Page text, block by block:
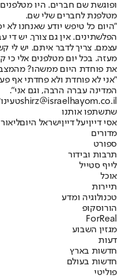
ופוגשת שם חברים. היו מטלפנים
מטלפנת לחברים שלי שם.
"היום כל טיפש יודע שאנחנו לא
הפלשתינים. אין גם צורך. יש די
עצמם. צריך לדבר איתם. יש לי
מעזה. בכל יום מטלפנים אלי
את פוחדת היום ממשהו? מהמצב
"אני לא פוחדת ולא פחדתי אף
המדינה עברה הרבה, וגם אני".
shirz@israelhayom.co.il
שתשתפו אותנו
אסי דייןיעל דייןישראל היום
מדורים
ספורט
תרבות ובידור
לייף סטייל
אוכל
תיירות
טכנולוגיה ומדע
הורוסקופ
ForReal
מגזין השבוע
דעות
חדשות בארץ
חדשות בעולם
פוליטי